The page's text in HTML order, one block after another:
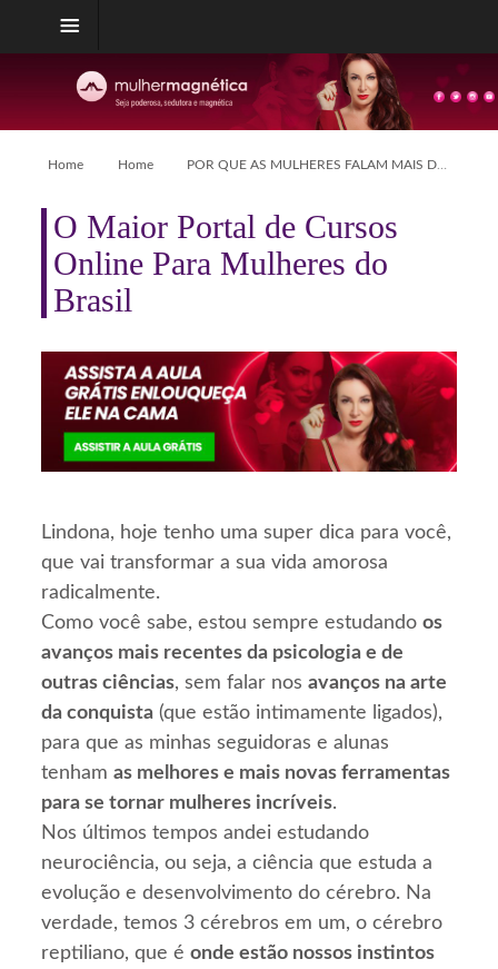
Home Home POR QUE AS MULHERES FALAM MAIS DO QUE OS HOMENS?
O Maior Portal de Cursos
Online Para Mulheres do
Brasil
Lindona, hoje tenho uma super dica para você,
que vai transformar a sua vida amorosa
radicalmente.
Como você sabe, estou sempre estudandoos
avanços mais recentes da psicologia e de
outras ciências, sem falar nosavanços na arte
da conquista (que estão intimamente ligados),
para que as minhas seguidoras e alunas
tenhamas melhores e mais novas ferramentas
para se tornar mulheres incríveis.
Nos últimos tempos andei estudando
neurociência, ou seja, a ciência que estuda a
evolução e desenvolvimento do cérebro. Na
verdade, temos 3 cérebros em um, o cérebro
reptiliano, que éonde estão nossos instintos